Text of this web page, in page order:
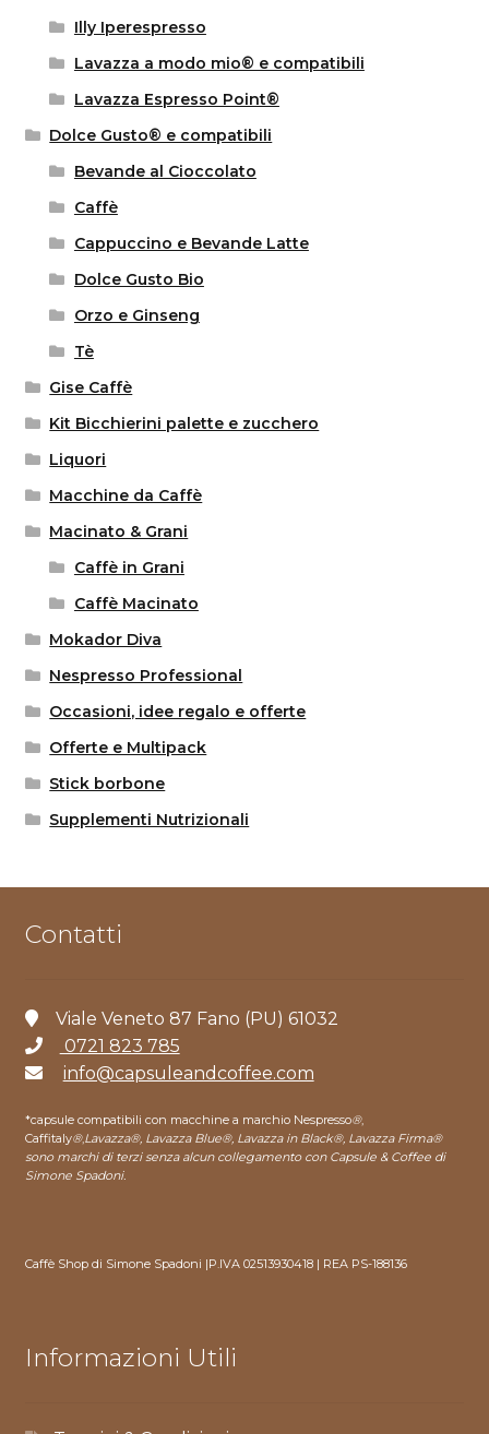
Illy Iperespresso
Lavazza a modo mio® e compatibili
Lavazza Espresso Point®
Dolce Gusto® e compatibili
Bevande al Cioccolato
Caffè
Cappuccino e Bevande Latte
Dolce Gusto Bio
Orzo e Ginseng
Tè
Gise Caffè
Kit Bicchierini palette e zucchero
Liquori
Macchine da Caffè
Macinato & Grani
Caffè in Grani
Caffè Macinato
Mokador Diva
Nespresso Professional
Occasioni, idee regalo e offerte
Offerte e Multipack
Stick borbone
Supplementi Nutrizionali
Contatti
Viale Veneto 87 Fano (PU) 61032
0721 823 785
info@capsuleandcoffee.com
*capsule compatibili con macchine a marchio Nespresso®,
Caffitaly®,Lavazza®, Lavazza Blue®, Lavazza in Black®, Lavazza Firma®
sono marchi di terzi senza alcun collegamento con Capsule & Coffee di
Simone Spadoni.
Caffè Shop di Simone Spadoni |P.IVA 02513930418 | REA PS-188136
Informazioni Utili